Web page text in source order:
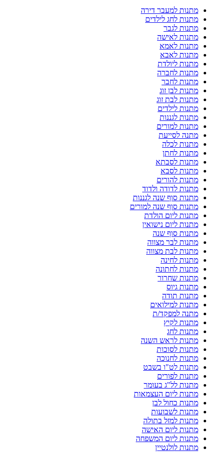
מתנות למעבר דירה
מתנות לחג לילדים
מתנות לגבר
מתנות לאישה
מתנות לאמא
מתנות לאבא
מתנות ליולדת
מתנות לחברה
מתנות לחבר
מתנות לבן זוג
מתנות לבת זוג
מתנות לילדים
מתנות לגננות
מתנות למורים
מתנה לסייעת
מתנות לכלה
מתנות לחתן
מתנות לסבתא
מתנות לסבא
מתנות להורים
מתנות לדודה ולדוד
מתנות סוף שנה לגננות
מתנות סוף שנה למורים
מתנות ליום הולדת
מתנות ליום נישואין
מתנות סוף שנה
מתנות לבר מצווה
מתנות לבת מצווה
מתנות לחינה
מתנות לחתונה
מתנות שחרור
מתנות גיוס
מתנות תודה
מתנות למילואים
מתנה למפקד/ת
מתנות לקיץ
מתנות לחג
מתנות לראש השנה
מתנות לסוכות
מתנות לחנוכה
מתנות לט"ו בשבט
מתנות לפורים
מתנות לל"ג בעומר
מתנות ליום העצמאות
מתנות כחול לבן
מתנות לשבועות
מתנות למזל בתולה
מתנות ליום האישה
מתנות ליום המשפחה
מתנות לולנטיין